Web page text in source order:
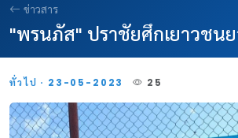
ข่าวสาร
"พรนภัส" ปราชัยศึกเยาวชน
ทั่วไป · 23-05-2023 25